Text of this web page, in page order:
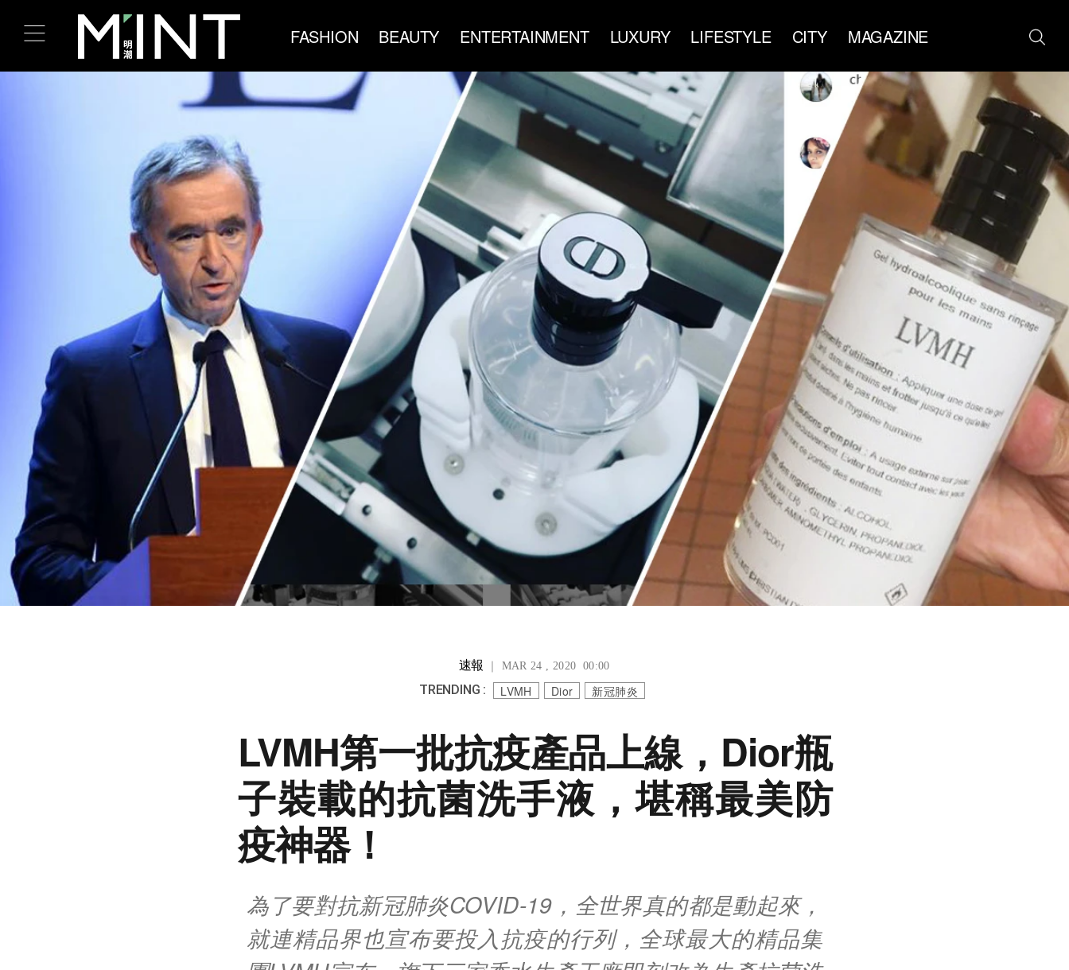
FASHION BEAUTY ENTERTAINMENT LUXURY LIFESTYLE CITY MAGAZINE
速報 ｜ MAR 24 , 2020 00:00
TRENDING : LVMH Dior 新冠肺炎
LVMH第一批抗疫產品上線，Dior瓶
子裝載的抗菌洗手液，堪稱最美防
疫神器！
為了要對抗新冠肺炎COVID-19，全世界真的都是動起來，
就連精品界也宣布要投入抗疫的行列，全球最大的精品集